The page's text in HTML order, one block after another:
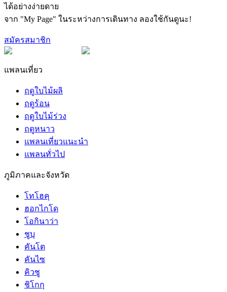
ได้อย่างง่ายดาย
จาก "My Page" ในระหว่างการเดินทาง ลองใช้กันดูนะ!
สมัครสมาชิก
แพลนเที่ยว
ฤดูใบไม้ผลิ
ฤดูร้อน
ฤดูใบไม้ร่วง
ฤดูหนาว
แพลนเที่ยวแนะนำ
แพลนทั่วไป
ภูมิภาคและจังหวัด
โทโฮคุ
ฮอกไกโด
โอกินาว่า
ชูบุ
คันโต
คันไซ
คิวชู
ชิโกกุ